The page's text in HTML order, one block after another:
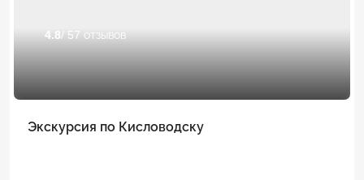
4.8/ 57 отзывов
Экскурсия по Кисловодску